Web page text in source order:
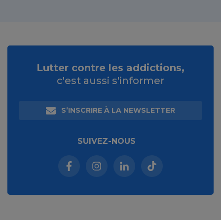
Lutter contre les addictions,
c'est aussi s'informer
S’INSCRIRE À LA NEWSLETTER
SUIVEZ-NOUS
Facebook (nouvelle fenêtre)
Instagram (nouvelle fenêtre)
Linkedin (nouvelle
Tiktok (nouvelle